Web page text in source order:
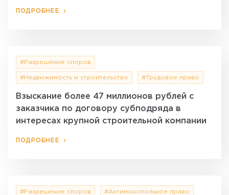
ПОДРОБНЕЕ
#Разрешение споров
#Недвижимость и строительство #Трудовое право
Взыскание более 47 миллионов рублей с
заказчика по договору субподряда в
интересах крупной строительной компании
ПОДРОБНЕЕ
#Разрешение споров #Антимонопольное право